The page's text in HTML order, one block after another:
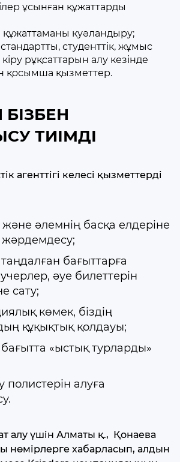
ұсынған құжаттарды
құжаттаманы куәландыру;
студенттік, жұмыс
рұқсаттарын алу кезінде
қосымша қызметтер.
БІЗБЕН
ТИІМДІ
агенттігі келесі қызметтерді
және әлемнің басқа елдеріне
жәрдемдесу;
бағыттарға
әуе билеттерін
сату;
көмек, біздің
құқықтық қолдауы;
«ыстық турларды»
полистерін алуға
алу үшін Алматы қ., Қонаева
нөмірлерге хабарласып, алдын